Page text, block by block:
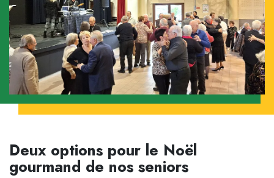
Deux options pour le Noël
gourmand de nos seniors